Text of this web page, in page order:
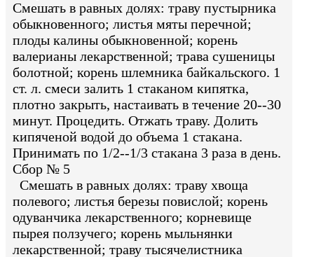
Смешать в равных долях: траву пустырника
обыкновенного; листья мяты перечной;
плоды калины обыкновенной; корень
валерианы лекарственной; трава сушеницы
болотной; корень шлемника байкальского. 1
ст. л. смеси залить 1 стаканом кипятка,
плотно закрыть, настаивать в течение 20--30
минут. Процедить. Отжать траву. Долить
кипяченой водой до объема 1 стакана.
Принимать по 1/2--1/3 стакана 3 раза в день.
Сбор № 5
Смешать в равных долях: траву хвоща
полевого; листья березы повислой; корень
одуванчика лекарственного; корневище
пырея ползучего; корень мыльнянки
лекарственной; траву тысячелистника